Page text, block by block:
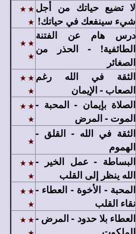
لا تضيع حياتك من أجل
شيء سينفعك في حياتك!
درس هام عن الفتنة
الطائفية! - الحذر من
الصغائر
الثقة في الله رغم
الصعاب - الإيمان
الصلاة بإيمان - المحبة -
الموت - المرض
الثقة في الله - القلق -
الهموم
البساطة - عمل الخير -
الله ينظر إلى القلب
المحبة - الأخوة - العطاء -
نقاء القلب
العطاء بلا حدود - المرض -